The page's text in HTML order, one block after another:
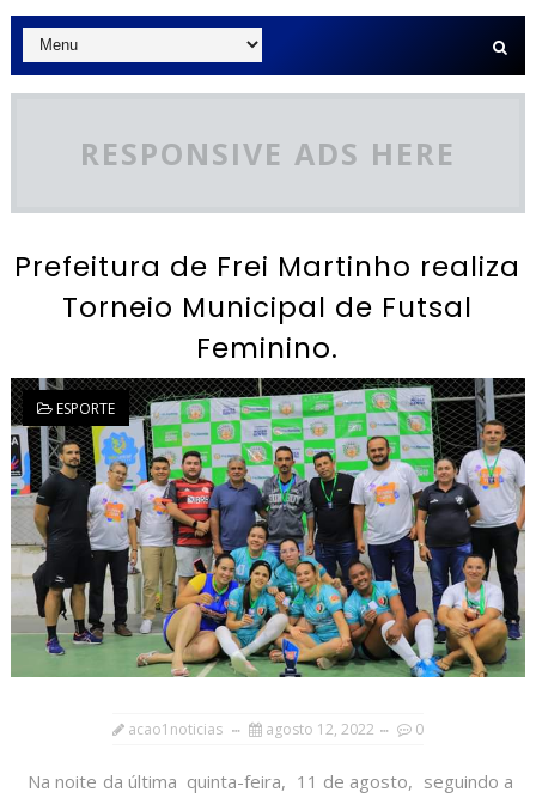
RESPONSIVE ADS HERE
Prefeitura de Frei Martinho realiza
Torneio Municipal de Futsal
Feminino.
ESPORTE
acao1noticias agosto 12, 2022 0
Na noite da última quinta-feira, 11 de agosto, seguindo a